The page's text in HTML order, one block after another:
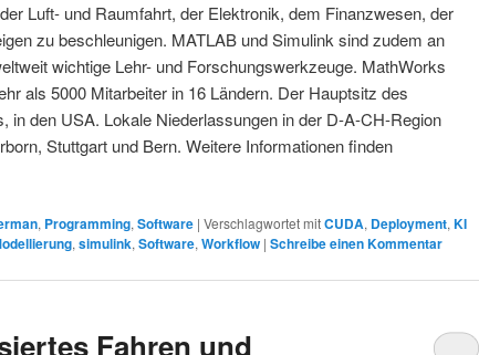
Luft- und Raumfahrt, der Elektronik, dem Finanzwesen, der
zu beschleunigen. MATLAB und Simulink sind zudem an
wichtige Lehr- und Forschungswerkzeuge. MathWorks
als 5000 Mitarbeiter in 16 Ländern. Der Hauptsitz des
den USA. Lokale Niederlassungen in der D-A-CH-Region
Stuttgart und Bern. Weitere Informationen finden
, Programming,Software |Verschlagwortet mitCUDA, Deployment,KI
,simulink,Software,Workflow |Schreibe einen Kommentar
Fahren und